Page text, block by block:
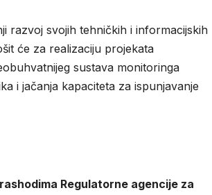
razvoj svojih tehničkih i informacijskih
će za realizaciju projekata
sustava monitoringa
i jačanja kapaciteta za ispunjavanje
Regulatorne agencije za